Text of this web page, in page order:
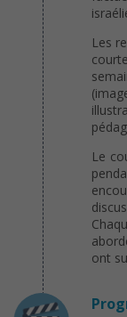
Les
Le
ont